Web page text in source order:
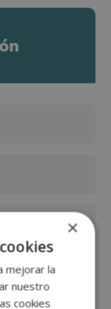
×
mejorar la
nuestro
cookies